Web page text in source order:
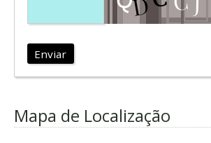
Enviar
Mapa de Localização